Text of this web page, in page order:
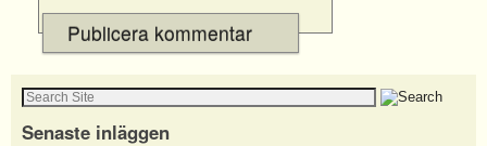
Senaste inläggen